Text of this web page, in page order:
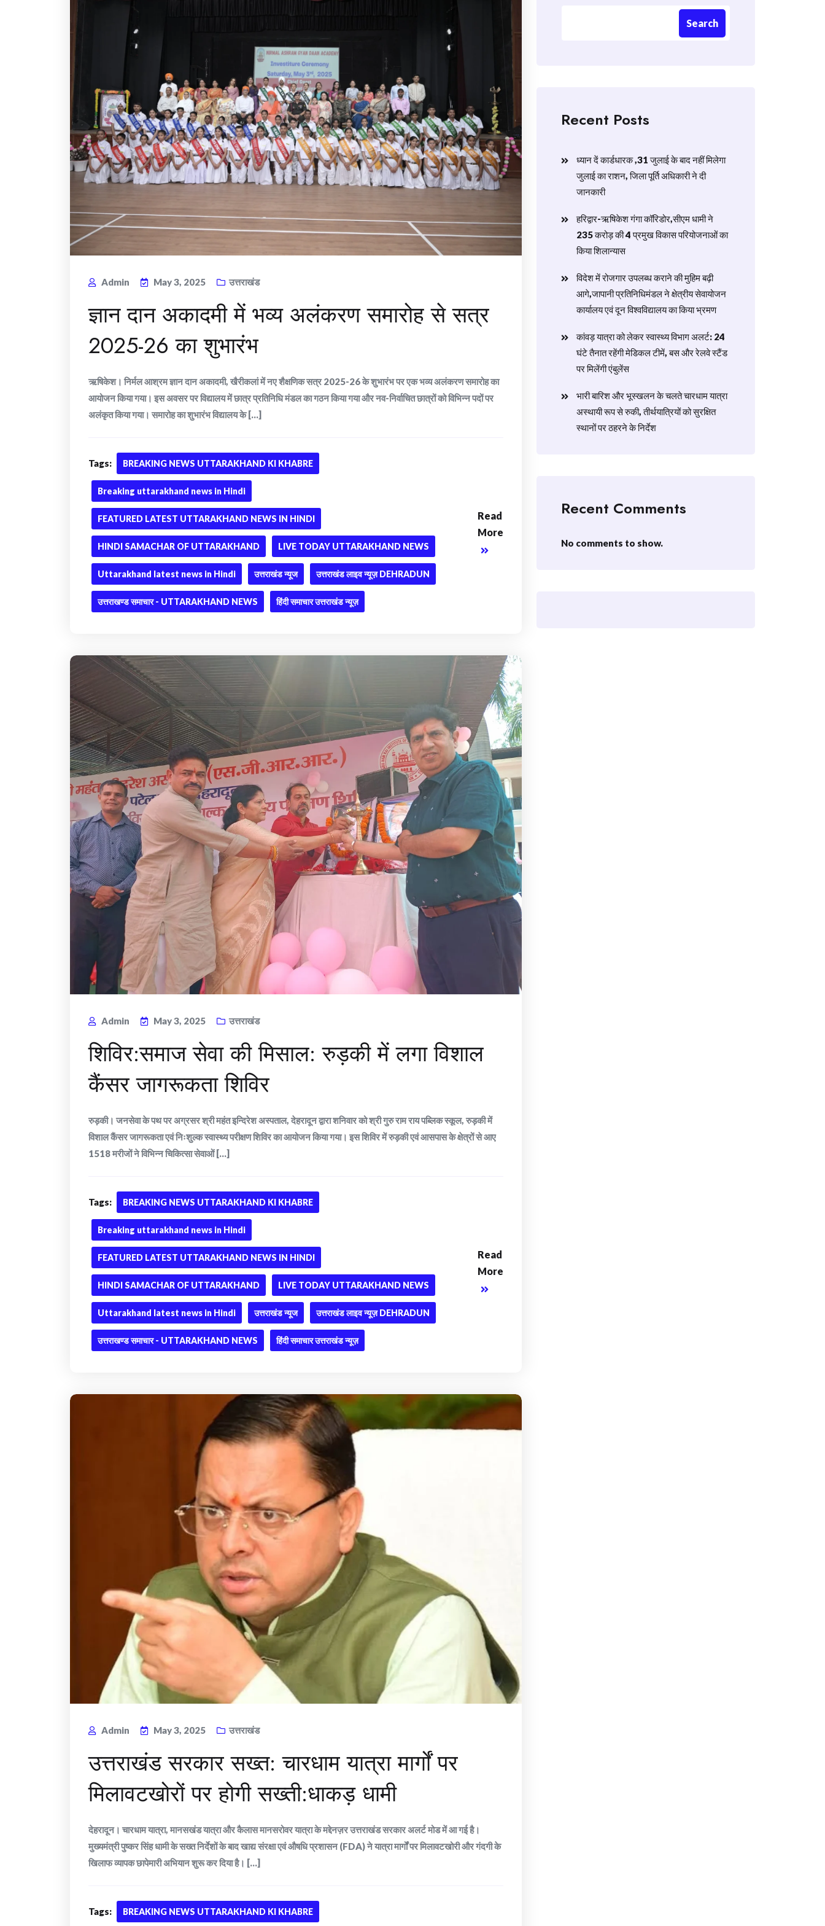
Admin May 3, 2025 उत्तराखंड
ज्ञान दान अकादमी में भव्य अलंकरण समारोह से सत्र
2025-26 का शुभारंभ
ऋषिकेश। निर्मल आश्रम ज्ञान दान अकादमी, खैरीकलां में नए शैक्षणिक सत्र 2025-26 के शुभारंभ पर एक भव्य अलंकरण समारोह का
आयोजन किया गया। इस अवसर पर विद्यालय में छात्र प्रतिनिधि मंडल का गठन किया गया और नव-निर्वाचित छात्रों को विभिन्न पदों पर
अलंकृत किया गया। समारोह का शुभारंभ विद्यालय के [...]
Tags: BREAKING NEWS UTTARAKHAND KI KHABRE
Breaking uttarakhand news in Hindi
FEATURED LATEST UTTARAKHAND NEWS IN HINDI
HINDI SAMACHAR OF UTTARAKHAND LIVE TODAY UTTARAKHAND NEWS
Uttarakhand latest news in Hindi उत्तराखंड न्यूज उत्तराखंड लाइव न्यूज़ DEHRADUN
उत्तराखण्ड समाचार - UTTARAKHAND NEWS हिंदी समाचार उत्तराखंड न्यूज़
Read
More
Admin May 3, 2025 उत्तराखंड
शिविर:समाज सेवा की मिसाल: रुड़की में लगा विशाल
कैंसर जागरूकता शिविर
रुड़की। जनसेवा के पथ पर अग्रसर श्री महंत इन्दिरेश अस्पताल, देहरादून द्वारा शनिवार को श्री गुरु राम राय पब्लिक स्कूल, रुड़की में
विशाल कैंसर जागरूकता एवं निःशुल्क स्वास्थ्य परीक्षण शिविर का आयोजन किया गया। इस शिविर में रुड़की एवं आसपास के क्षेत्रों से आए
1518 मरीजों ने विभिन्न चिकित्सा सेवाओं [...]
Tags: BREAKING NEWS UTTARAKHAND KI KHABRE
Breaking uttarakhand news in Hindi
FEATURED LATEST UTTARAKHAND NEWS IN HINDI
HINDI SAMACHAR OF UTTARAKHAND LIVE TODAY UTTARAKHAND NEWS
Uttarakhand latest news in Hindi उत्तराखंड न्यूज उत्तराखंड लाइव न्यूज़ DEHRADUN
उत्तराखण्ड समाचार - UTTARAKHAND NEWS हिंदी समाचार उत्तराखंड न्यूज़
Read
More
Admin May 3, 2025 उत्तराखंड
उत्तराखंड सरकार सख्त: चारधाम यात्रा मार्गों पर
मिलावटखोरों पर होगी सख्ती:धाकड़ धामी
देहरादून। चारधाम यात्रा, मानसखंड यात्रा और कैलास मानसरोवर यात्रा के मद्देनज़र उत्तराखंड सरकार अलर्ट मोड में आ गई है।
मुख्यमंत्री पुष्कर सिंह धामी के सख्त निर्देशों के बाद खाद्य संरक्षा एवं औषधि प्रशासन (FDA) ने यात्रा मार्गों पर मिलावटखोरी और गंदगी के
खिलाफ व्यापक छापेमारी अभियान शुरू कर दिया है। [...]
Tags: BREAKING NEWS UTTARAKHAND KI KHABRE
Search
Recent Posts
ध्यान दें कार्डधारक ,31 जुलाई के बाद नहीं मिलेगा
जुलाई का राशन, जिला पूर्ति अधिकारी ने दी
जानकारी
हरिद्वार-ऋषिकेश गंगा कॉरिडोर,सीएम धामी ने
235 करोड़ की 4 प्रमुख विकास परियोजनाओं का
किया शिलान्यास
विदेश में रोजगार उपलब्ध कराने की मुहिम बढ़ी
आगे,जापानी प्रतिनिधिमंडल ने क्षेत्रीय सेवायोजन
कार्यालय एवं दून विश्वविद्यालय का किया भ्रमण
​कांवड़ यात्रा को लेकर स्वास्थ्य विभाग अलर्ट: 24
घंटे तैनात रहेंगी मेडिकल टीमें, बस और रेलवे स्टैंड
पर मिलेंगी एंबुलेंस
​भारी बारिश और भूस्खलन के चलते चारधाम यात्रा
अस्थायी रूप से रुकी, तीर्थयात्रियों को सुरक्षित
स्थानों पर ठहरने के निर्देश
Recent Comments
No comments to show.